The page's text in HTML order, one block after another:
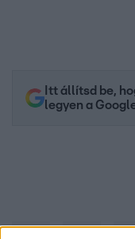
Itt állítsd be,
legyen a